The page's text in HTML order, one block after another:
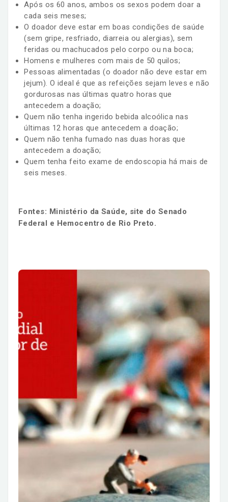
Após os 60 anos, ambos os sexos podem doar a
cada seis meses;
O doador deve estar em boas condições de saúde
(sem gripe, resfriado, diarreia ou alergias), sem
feridas ou machucados pelo corpo ou na boca;
Homens e mulheres com mais de 50 quilos;
Pessoas alimentadas (o doador não deve estar em
jejum). O ideal é que as refeições sejam leves e não
gordurosas nas últimas quatro horas que
antecedem a doação;
Quem não tenha ingerido bebida alcoólica nas
últimas 12 horas que antecedem a doação;
Quem não tenha fumado nas duas horas que
antecedem a doação;
Quem tenha feito exame de endoscopia há mais de
seis meses.
Fontes: Ministério da Saúde, site do Senado
Federal e Hemocentro de Rio Preto.